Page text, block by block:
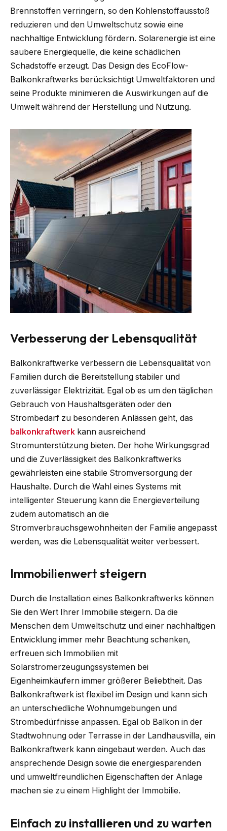
Brennstoffen verringern, so den Kohlenstoffausstoß
reduzieren und den Umweltschutz sowie eine
nachhaltige Entwicklung fördern. Solarenergie ist eine
saubere Energiequelle, die keine schädlichen
Schadstoffe erzeugt. Das Design des EcoFlow-
Balkonkraftwerks berücksichtigt Umweltfaktoren und
seine Produkte minimieren die Auswirkungen auf die
Umwelt während der Herstellung und Nutzung.
Verbesserung der Lebensqualität
Balkonkraftwerke verbessern die Lebensqualität von
Familien durch die Bereitstellung stabiler und
zuverlässiger Elektrizität. Egal ob es um den täglichen
Gebrauch von Haushaltsgeräten oder den
Strombedarf zu besonderen Anlässen geht, das
balkonkraftwerk kann ausreichend
Stromunterstützung bieten. Der hohe Wirkungsgrad
und die Zuverlässigkeit des Balkonkraftwerks
gewährleisten eine stabile Stromversorgung der
Haushalte. Durch die Wahl eines Systems mit
intelligenter Steuerung kann die Energieverteilung
zudem automatisch an die
Stromverbrauchsgewohnheiten der Familie angepasst
werden, was die Lebensqualität weiter verbessert.
Immobilienwert steigern
Durch die Installation eines Balkonkraftwerks können
Sie den Wert Ihrer Immobilie steigern. Da die
Menschen dem Umweltschutz und einer nachhaltigen
Entwicklung immer mehr Beachtung schenken,
erfreuen sich Immobilien mit
Solarstromerzeugungssystemen bei
Eigenheimkäufern immer größerer Beliebtheit. Das
Balkonkraftwerk ist flexibel im Design und kann sich
an unterschiedliche Wohnumgebungen und
Strombedürfnisse anpassen. Egal ob Balkon in der
Stadtwohnung oder Terrasse in der Landhausvilla, ein
Balkonkraftwerk kann eingebaut werden. Auch das
ansprechende Design sowie die energiesparenden
und umweltfreundlichen Eigenschaften der Anlage
machen sie zu einem Highlight der Immobilie.
Einfach zu installieren und zu warten